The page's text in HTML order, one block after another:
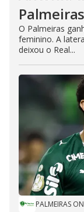
O Palmeiras
feminino. A
deixou o Real...
PALMEIRAS